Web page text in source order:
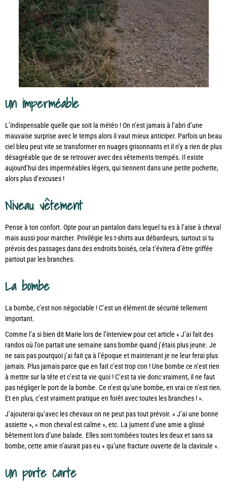
Un imperméable
L’indispensable quelle que soit la météo ! On n’est jamais à l’abri d’une
mauvaise surprise avec le temps alors il vaut mieux anticiper. Parfois un beau
ciel bleu peut vite se transformer en nuages grisonnants et il n’y a rien de plus
désagréable que de se retrouver avec des vêtements trempés. Il existe
aujourd’hui des imperméables légers, qui tiennent dans une petite pochette,
alors plus d’excuses !
Niveau vêtement
Pense à ton confort. Opte pour un pantalon dans lequel tu es à l’aise à cheval
mais aussi pour marcher. Privilégie les t-shirts aux débardeurs, surtout si tu
prévois des passages dans des endroits boisés, cela t’évitera d’être griffée
partout par les branches.
La bombe
La bombe, c’est non négociable ! C’est un élément de sécurité tellement
important.
Comme l’a si bien dit Marie lors de l’interview pour cet article « J’ai fait des
randos où l’on partait une semaine sans bombe quand j’étais plus jeune. Je
ne sais pas pourquoi j’ai fait ça à l’époque et maintenant je ne leur ferai plus
jamais. Plus jamais parce que en fait c’est trop con ! Une bombe ce n’est rien
à mettre sur la tête et c’est ta vie quoi ! C’est ta vie donc vraiment, il ne faut
pas négliger le port de la bombe. Ce n’est qu’une bombe, en vrai ce n’est rien.
Et en plus, c’est vraiment pratique en forêt avec toutes les branches ! ».
J’ajouterai qu’avec les chevaux on ne peut pas tout prévoir. « J’ai une bonne
assiette », « mon cheval est calme », etc. La jument d’une amie a glissé
bêtement lors d’une balade. Elles sont tombées toutes les deux et sans sa
bombe, cette amie n’aurait pas eu « qu’une fracture ouverte de la clavicule ».
Un porte carte